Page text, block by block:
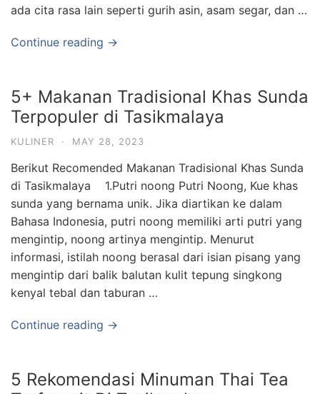
ada cita rasa lain seperti gurih asin, asam segar, dan …
Continue reading →
5+ Makanan Tradisional Khas Sunda
Terpopuler di Tasikmalaya
KULINER · MAY 28, 2023
Berikut Recomended Makanan Tradisional Khas Sunda
di Tasikmalaya 1.Putri noong Putri Noong, Kue khas
sunda yang bernama unik. Jika diartikan ke dalam
Bahasa Indonesia, putri noong memiliki arti putri yang
mengintip, noong artinya mengintip. Menurut
informasi, istilah noong berasal dari isian pisang yang
mengintip dari balik balutan kulit tepung singkong
kenyal tebal dan taburan …
Continue reading →
5 Rekomendasi Minuman Thai Tea